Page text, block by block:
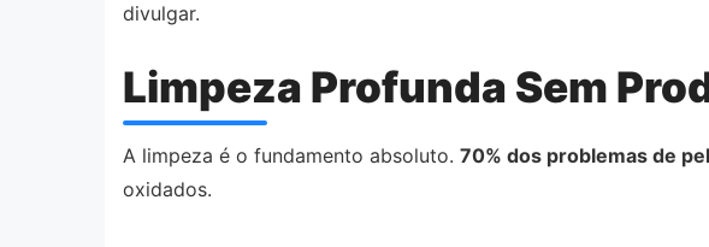
divulgar.
Limpeza Profunda Sem
A limpeza é o fundamento absoluto. 70% dos problemas de
oxidados.